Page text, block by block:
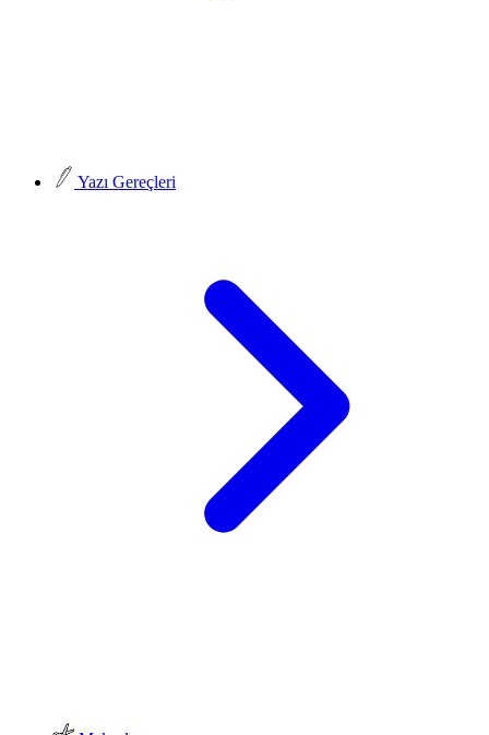
Yazı Gereçleri